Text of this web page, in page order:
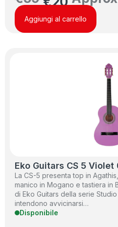
Aggiungi al carrello
Eko Guitars CS 5 Violet
La CS-5 presenta top in
manico in Mogano e tastiera in
di Eko Guitars della serie
intendono avvicinarsi…
Disponibile